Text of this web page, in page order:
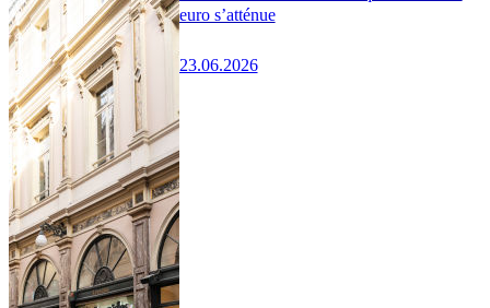
euro s’atténue
23.06.2026